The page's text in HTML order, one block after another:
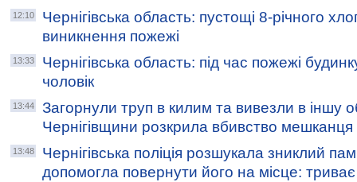
12:10
Чернігівська область: пустощі 8-річного
виникнення пожежі
13:33
Чернігівська область: під час пожежі
чоловік
13:44
Загорнули труп в килим та вивезли в іншу
Чернігівщини розкрила вбивство
13:48
Чернігівська поліція розшукала зниклий
допомогла повернути його на місце: триває